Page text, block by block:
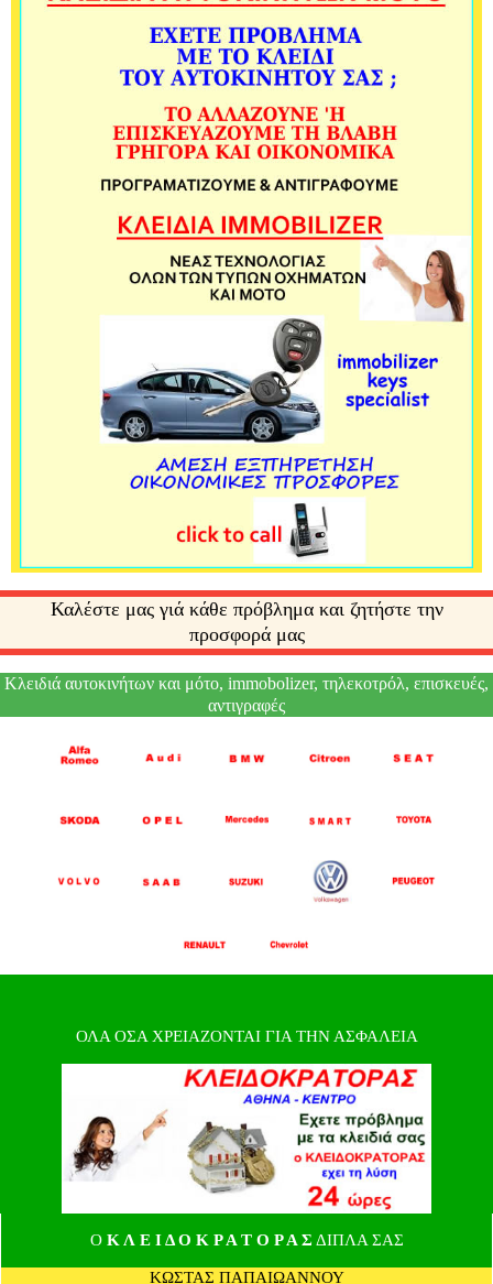
Καλέστε μας γιά κάθε πρόβλημα και ζητήστε την
προσφορά μας
Κλειδιά αυτοκινήτων και μότο, immobolizer, τηλεκοτρόλ, επισκευές,
αντιγραφές
ΟΛΑ ΟΣΑ ΧΡΕΙΑΖΟΝΤΑΙ ΓΙΑ ΤΗΝ ΑΣΦΑΛΕΙΑ
Ο Κ Λ Ε Ι Δ Ο Κ Ρ Α Τ Ο Ρ Α Σ ΔΙΠΛΑ ΣΑΣ
ΚΩΣΤΑΣ ΠΑΠΑΙΩΑΝΝΟΥ